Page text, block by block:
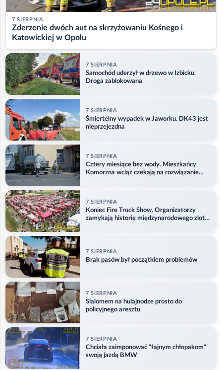
7 SIERPNIA
Zderzenie dwóch aut na skrzyżowaniu Kośnego i
Katowickiej w Opolu
7 SIERPNIA
Samochód uderzył w drzewo w Izbicku.
Droga zablokowana
7 SIERPNIA
Śmiertelny wypadek w Jaworku. DK43 jest
nieprzejezdna
7 SIERPNIA
Cztery miesiące bez wody. Mieszkańcy
Komorzna wciąż czekają na rozwiązanie
7 SIERPNIA
Koniec Fire Truck Show. Organizatorzy
zamykają historię międzynarodowego zlotu
7 SIERPNIA
Brak pasów był początkiem problemów
7 SIERPNIA
Slalomem na hulajnodze prosto do
policyjnego aresztu
7 SIERPNIA
Chciała zaimponować "fajnym chłopakom"
swoją jazdą BMW